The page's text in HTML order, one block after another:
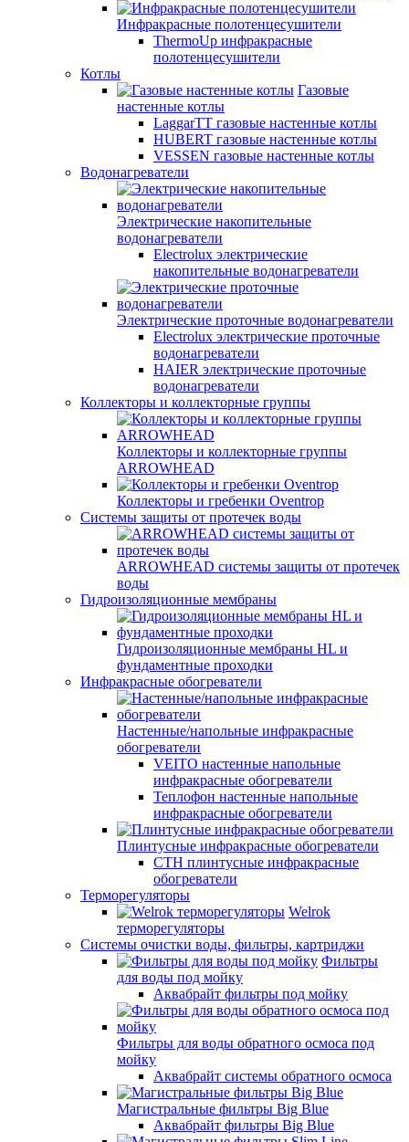
Инфракрасные полотенцесушители
ThermoUp инфракрасные
полотенцесушители
Котлы
Газовые
настенные котлы
LaggarTT газовые настенные котлы
HUBERT газовые настенные котлы
VESSEN газовые настенные котлы
Водонагреватели
Электрические накопительные
водонагреватели
Electrolux электрические
накопительные водонагреватели
Электрические проточные водонагреватели
Electrolux электрические проточные
водонагреватели
HAIER электрические проточные
водонагреватели
Коллекторы и коллекторные группы
Коллекторы и коллекторные группы
ARROWHEAD
Коллекторы и гребенки Oventrop
Системы защиты от протечек воды
ARROWHEAD системы защиты от протечек
воды
Гидроизоляционные мембраны
Гидроизоляционные мембраны HL и
фундаментные проходки
Инфракрасные обогреватели
Настенные/напольные инфракрасные
обогреватели
VEITO настенные напольные
инфракрасные обогреватели
Теплофон настенные напольные
инфракрасные обогреватели
Плинтусные инфракрасные обогреватели
СТН плинтусные инфракрасные
обогреватели
Терморегуляторы
Welrok
терморегуляторы
Системы очистки воды, фильтры, картриджи
Фильтры
для воды под мойку
Аквабрайт фильтры под мойку
Фильтры для воды обратного осмоса под
мойку
Аквабрайт системы обратного осмоса
Магистральные фильтры Big Blue
Аквабрайт фильтры Big Blue